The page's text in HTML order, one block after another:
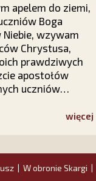
apelem do ziemi,
Boga
wzywam
Chrystusa,
prawdziwych
apostołów
uczniów
więcej
W obronie Skargi